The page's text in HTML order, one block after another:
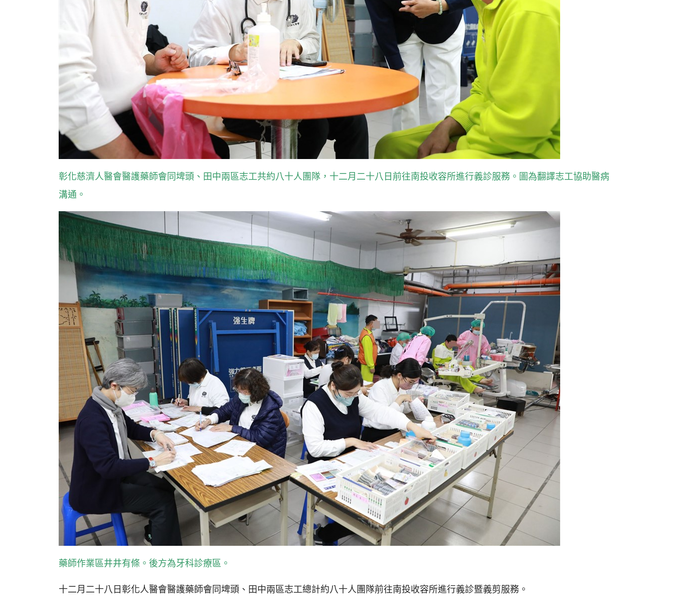
彰化慈濟人醫會醫護藥師會同埤頭、田中兩區志工共約八十人團隊，十二月二十八日前往南投收容所進行義診服務。圖為翻譯志工協助醫病
溝通。
藥師作業區井井有條。後方為牙科診療區。
十二月二十八日彰化人醫會醫護藥師會同埤頭、田中兩區志工總計約八十人團隊前往南投收容所進行義診暨義剪服務。